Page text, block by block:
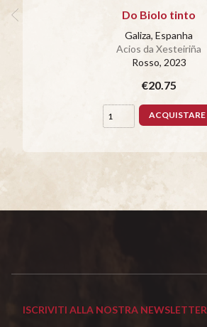
Do Biolo tinto
Galiza, Espanha
Acios da Xesteiriña
Rosso, 2023
€20.75
ACQUISTARE
ISCRIVITI ALLA NOSTRA NEWSLETTER